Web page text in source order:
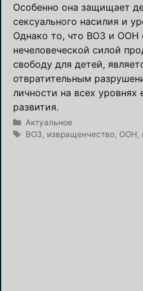
Особенно она защищает
сексуального насилия и
Однако то, что ВОЗ и ООН
нечеловеческой силой
свободу для детей,
отвратительным
личности на всех уровнях
развития.
Рубрики
Актуальное
Метки
ВОЗ, извращенчество, ООН,